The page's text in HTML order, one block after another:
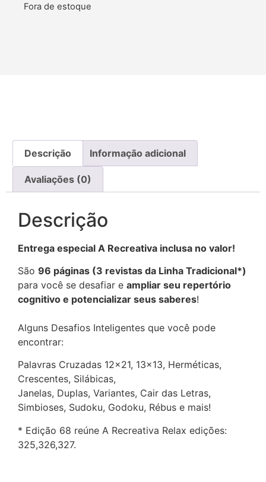
Fora de estoque
Descrição Informação adicional
Avaliações (0)
Descrição
Entrega especial A Recreativa inclusa no valor!
São 96 páginas (3 revistas da Linha Tradicional*)
para você se desafiar e ampliar seu repertório
cognitivo e potencializar seus saberes!
Alguns Desafios Inteligentes que você pode
encontrar:
Palavras Cruzadas 12×21, 13×13, Herméticas,
Crescentes, Silábicas,
Janelas, Duplas, Variantes, Cair das Letras,
Simbioses, Sudoku, Godoku, Rébus e mais!
* Edição 68 reúne A Recreativa Relax edições:
325,326,327.